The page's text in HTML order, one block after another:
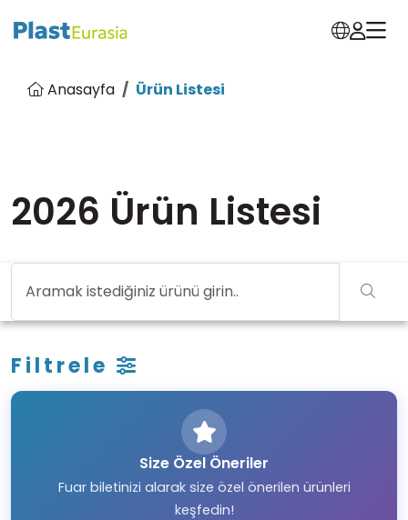
Anasayfa Ürün Listesi
2026 Ürün Listesi
Filtrele
Size Özel Öneriler
Fuar biletinizi alarak size özel önerilen ürünleri
keşfedin!